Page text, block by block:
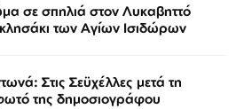
σε σπηλιά στον Λυκαβηττό
των Αγίων Ισιδώρων
Στις Σεϋχέλλες μετά τη
της δημοσιογράφου